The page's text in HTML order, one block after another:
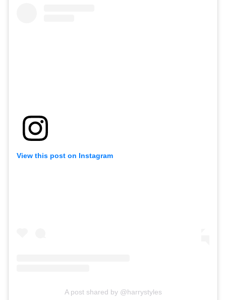
View this post on Instagram
A post shared by @harrystyles